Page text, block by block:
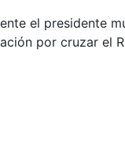
el presidente
por cruzar el